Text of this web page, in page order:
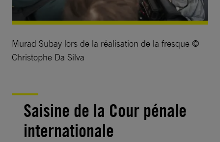
Murad Subay lors de la réalisation de la fresque ©
Christophe Da Silva
Saisine de la Cour pénale
internationale